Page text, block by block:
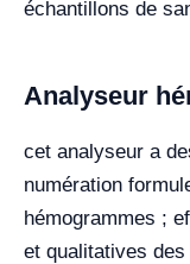
échantillons de
Analyseur
cet analyseur a
numération
hémogrammes ;
et qualitatives